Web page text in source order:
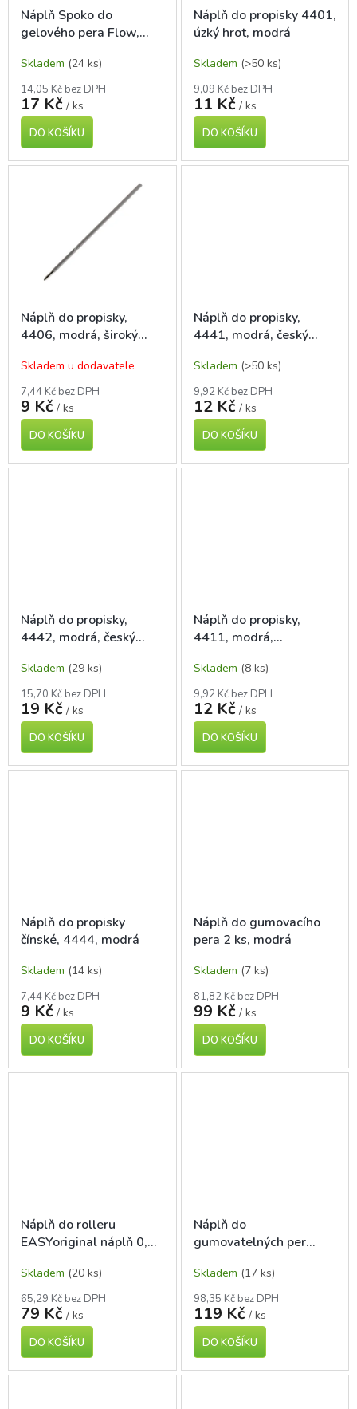
d
u
k
t
ů
Náplň Spoko do
gelového pera Flow,
velkokapacitní, modrá
Skladem (24 ks)
14,05 Kč bez DPH
17 Kč / ks
DO KOŠÍKU
Náplň do propisky 4401,
úzký hrot, modrá
Skladem (>50 ks)
9,09 Kč bez DPH
11 Kč / ks
DO KOŠÍKU
Náplň do propisky,
4406, modrá, široký
Skladem u dodavatele
7,44 Kč bez DPH
9 Kč / ks
DO KOŠÍKU
Náplň do propisky,
4441, modrá, český
Skladem (>50 ks)
9,92 Kč bez DPH
12 Kč / ks
DO KOŠÍKU
Náplň do propisky,
4442, modrá, český
Skladem (29 ks)
15,70 Kč bez DPH
19 Kč / ks
DO KOŠÍKU
Náplň do propisky,
4411, modrá,
hrot
Skladem (8 ks)
9,92 Kč bez DPH
12 Kč / ks
DO KOŠÍKU
Náplň do propisky
čínské, 4444, modrá
Skladem (14 ks)
7,44 Kč bez DPH
9 Kč / ks
DO KOŠÍKU
Náplň do gumovacího
pera 2 ks, modrá
Skladem (7 ks)
81,82 Kč bez DPH
99 Kč / ks
DO KOŠÍKU
Náplň do rolleru
EASYoriginal náplň 0,5
Skladem (20 ks)
65,29 Kč bez DPH
79 Kč / ks
DO KOŠÍKU
Náplň do
gumovatelných per
Skladem (17 ks)
98,35 Kč bez DPH
119 Kč / ks
DO KOŠÍKU